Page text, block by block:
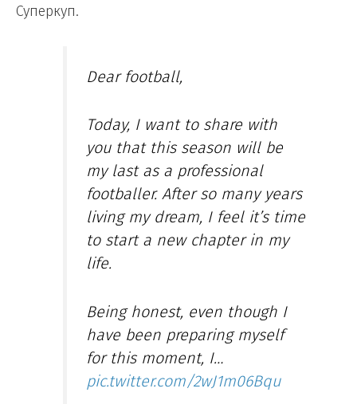
Суперкуп.
Dear football,
Today, I want to share with
you that this season will be
my last as a professional
footballer. After so many years
living my dream, I feel it’s time
to start a new chapter in my
life.
Being honest, even though I
have been preparing myself
for this moment, I…
pic.twitter.com/2wJ1m06Bqu